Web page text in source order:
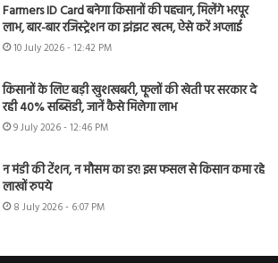
Farmers ID Card बनेगा किसानों की पहचान, मिलेंगे भरपूर
लाभ, बार-बार रजिस्ट्रेशन का झंझट खत्म, ऐसे करें अप्लाई
10 July 2026 - 12:42 PM
किसानों के लिए बड़ी खुशखबरी, फूलों की खेती पर सरकार दे
रही 40% सब्सिडी, जानें कैसे मिलेगा लाभ
9 July 2026 - 12:46 PM
न मंडी की टेंशन, न मौसम का डर! इस फसल से किसान कमा रहे
लाखों रुपये
8 July 2026 - 6:07 PM